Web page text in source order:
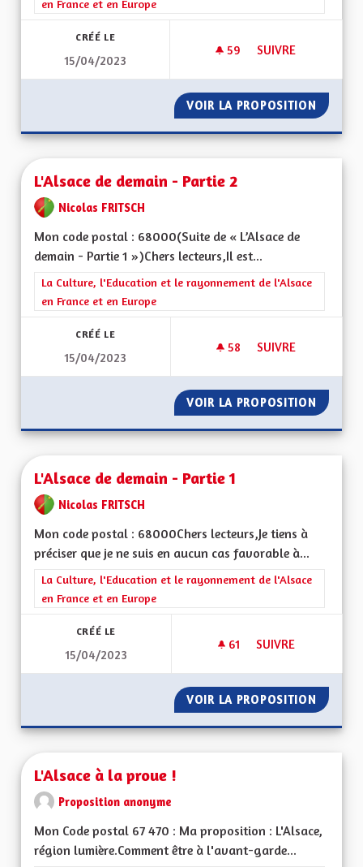
en France et en Europe
CRÉÉ LE
15/04/2023
59 59 ABONNÉS
SUIVRE
VOIR LA PROPOSITION
L'Alsace de demain - Partie 2
Nicolas FRITSCH
Mon code postal : 68000(Suite de « L’Alsace de
demain - Partie 1 »)Chers lecteurs,Il est...
Filtrer les résultats de la catégorie : La Culture, l'Education et
La Culture, l'Education et le rayonnement de l'Alsace
en France et en Europe
CRÉÉ LE
15/04/2023
58 58 ABONNÉS
SUIVRE
VOIR LA PROPOSITION
L'Alsace de demain - Partie 1
Nicolas FRITSCH
Mon code postal : 68000Chers lecteurs,Je tiens à
préciser que je ne suis en aucun cas favorable à...
Filtrer les résultats de la catégorie : La Culture, l'Education et
La Culture, l'Education et le rayonnement de l'Alsace
en France et en Europe
CRÉÉ LE
15/04/2023
61 61 ABONNÉS
SUIVRE
VOIR LA PROPOSITION
L'Alsace à la proue !
Proposition anonyme
Mon Code postal 67 470 : Ma proposition : L'Alsace,
région lumière.Comment être à l'avant-garde...